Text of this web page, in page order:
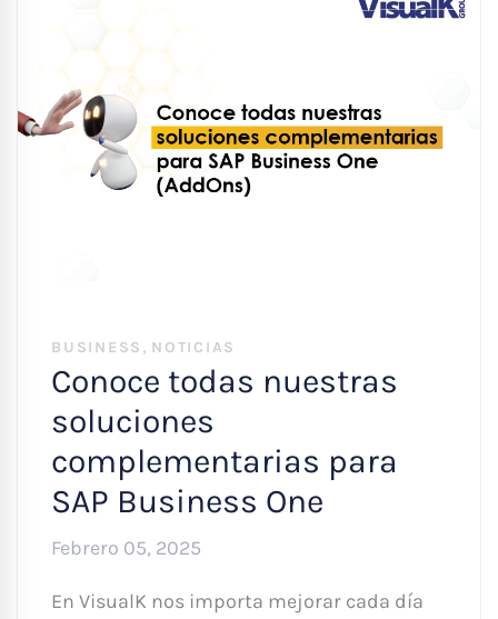
BUSINESS , NOTICIAS
Conoce todas nuestras
soluciones
complementarias para
SAP Business One
Febrero 05, 2025
En VisualK nos importa mejorar cada día